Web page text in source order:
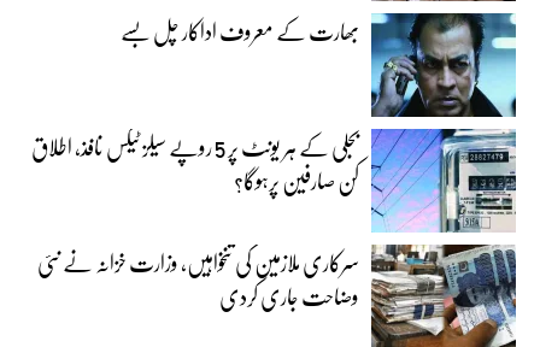
بھارت کے معروف اداکار چل بسے
بجلی کے ہر یونٹ پر 5 روپے سیلز ٹیکس نافذ، اطلاق
کن صارفین پرہوگا؟
سرکاری ملازمین کی تنخواہیں، وزارت خزانہ نے نئی
وضاحت جاری کردی